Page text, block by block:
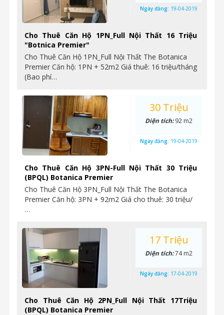
Cho Thuê Căn Hộ 1PN_Full Nội Thất 16 Triệu
"Botnica Premier"
Cho Thuê Căn Hộ 1PN_Full Nội Thất The Botanica
Premier Căn hộ: 1PN + 52m2 Giá thuê: 16 triệu/tháng
(Bao phí…
Ngày đăng: 19-04-2019
Cho Thuê Căn Hộ 3PN-Full Nội Thất 30 Triệu
(BPQL) Botanica Premier
Cho Thuê Căn Hộ 3PN_Full Nội Thất The Botanica
Premier Căn hộ: 3PN + 92m2 Giá cho thuê: 30 triệu/
…
30 Triệu
Diện tích:92 m2
Ngày đăng: 19-04-2019
Cho Thuê Căn Hộ 2PN_Full Nội Thất 17Triệu
(BPQL) Botanica Premier
17 Triệu
Diện tích:74 m2
Ngày đăng: 17-04-2019